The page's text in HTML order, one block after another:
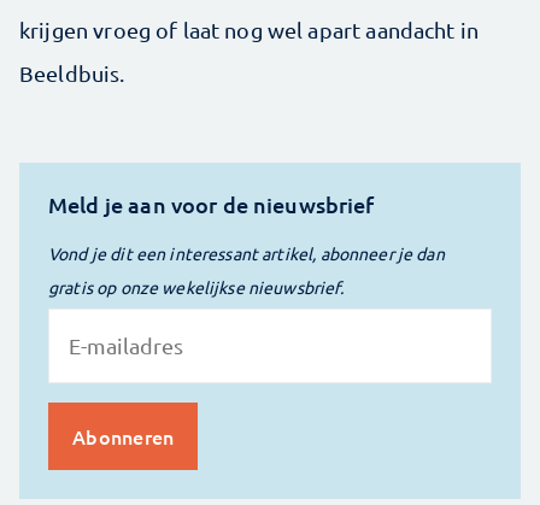
krijgen vroeg of laat nog wel apart aandacht in
Beeldbuis.
Meld je aan voor de nieuwsbrief
Vond je dit een interessant artikel, abonneer je dan
gratis op onze wekelijkse nieuwsbrief.